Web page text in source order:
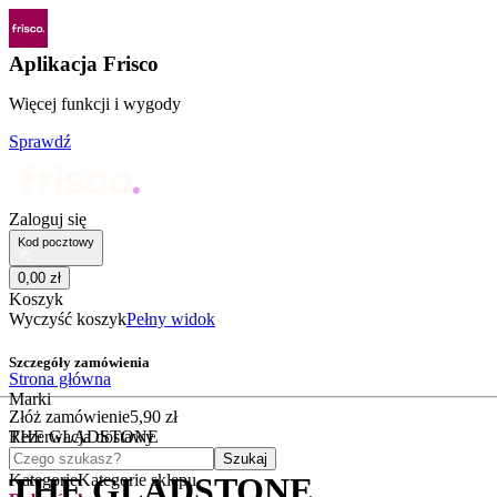
Aplikacja Frisco
Więcej funkcji i wygody
Sprawdź
Zaloguj się
Kod pocztowy
0,00 zł
Koszyk
Wyczyść koszykPełny widok
Szczegóły zamówienia
Złóż zamówienie5,90 zł
Rezerwacja dostawy
Czego szukasz?
Szukaj
KategorieKategorie sklepu
Strona główna
Marki
THE GLADSTONE